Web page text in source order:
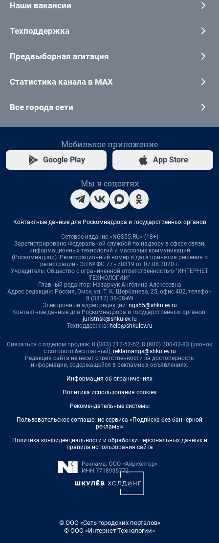
Наши вакансии
Техподдержка
Предвыборная агитация
Статистика канала в MAX
Все города сети
Мобильное приложение
Google Play App Store
Мы в соцсетях
Контактные данные для Роскомнадзора и государственных органов
Сетевое издание «NGS55.RU» (18+)
Зарегистрировано Федеральной службой по надзору в сфере связи,
информационных технологий и массовых коммуникаций
(Роскомнадзор). Регистрационный номер и дата принятия решения о
регистрации - ЭЛ № ФС 77 - 78819 от 07.08.2020 г.
Учредитель: Общество с ограниченной ответственностью "ИНТЕРНЕТ
ТЕХНОЛОГИИ"
Главный редактор: Назарчук Ангелина Алексеевна
Адрес редакции: Россия, Омск, ул. Т. К. Щербанева, 25, офис 402, телефон
8 (3812) 38-08-69
Электронный адрес редакции: ngs55@shkulev.ru
Контактные данные для Роскомнадзора и государственных органов:
juristnsk@shkulev.ru
Техподдержка: help@shkulev.ru
Связаться с отделом продаж: 8 (383) 212-52-52, 8 (800) 200-03-83 (звонок
с сотового бесплатный), reklamangs@shkulev.ru
Редакция сайта не несет ответственности за достоверность
информации, содержащейся в рекламных объявлениях.
Информация об ограничениях
Политика использования cookies
Рекомендательные системы
Пользовательское соглашение сервиса «Подписка без баннерной
рекламы»
Политика конфиденциальности и обработки персональных данных и
правила использования сайта
© ООО «Сеть городских порталов»
© ООО «Интернет Технологии»